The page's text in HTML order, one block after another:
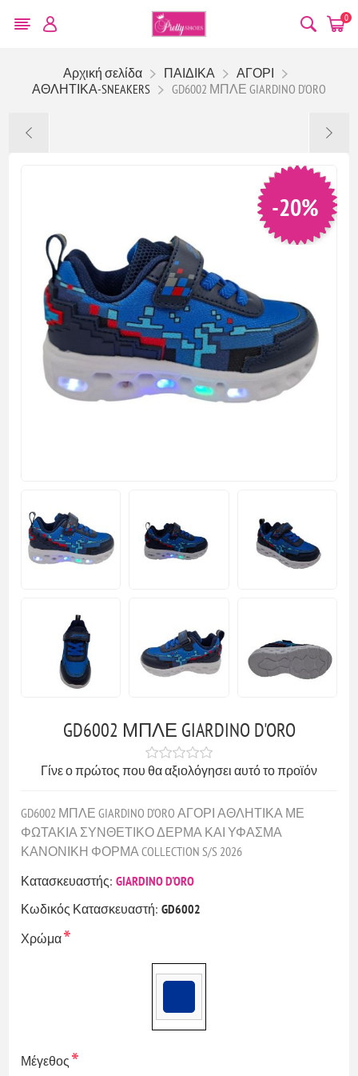
0
Αρχική σελίδα ΠΑΙΔΙΚΑ
ΑΓΟΡΙ
ΑΘΛΗΤΙΚΑ-SNEAKERS
GD6002 ΜΠΛΕ GIARDINO D'ORO
-20%
GD6002 ΜΠΛΕ GIARDINO D'ORO
Γίνε ο πρώτος που θα αξιολόγησει αυτό το προϊόν
GD6002 ΜΠΛΕ GIARDINO D'ORO ΑΓΟΡΙ ΑΘΛΗΤΙΚΑ ΜΕ
ΦΩΤΑΚΙΑ ΣΥΝΘΕΤΙΚΟ ΔΕΡΜΑ ΚΑΙ ΥΦΑΣΜΑ
ΚΑΝΟΝΙΚΗ ΦΟΡΜΑ COLLECTION S/S 2026
Κατασκευαστής: GIARDINO D'ORO
Κωδικός Κατασκευαστή: GD6002
Χρώμα*
Μέγεθος*